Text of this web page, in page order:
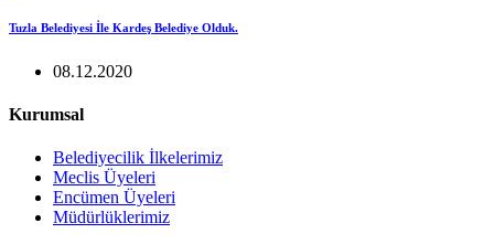
Tuzla Belediyesi İle Kardeş Belediye Olduk.
08.12.2020
Kurumsal
Belediyecilik İlkelerimiz
Meclis Üyeleri
Encümen Üyeleri
Müdürlüklerimiz